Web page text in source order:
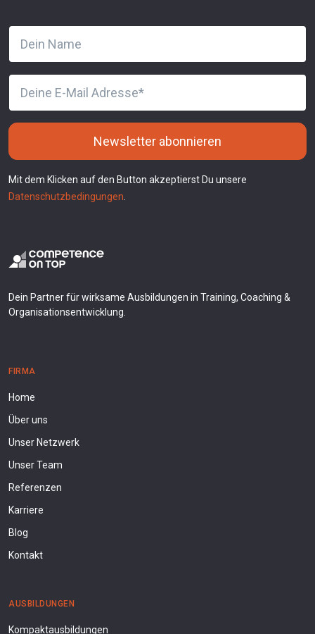
Newsletter abonnieren
Mit dem Klicken auf den Button akzeptierst Du unsere
Datenschutzbedingungen
Dein Partner für wirksame Ausbildungen in Training, Coaching &
Organisationsentwicklung.
FIRMA
Home
Über uns
Unser Netzwerk
Unser Team
Referenzen
Karriere
Blog
Kontakt
AUSBILDUNGEN
Kompaktausbildungen